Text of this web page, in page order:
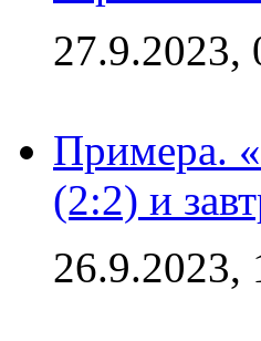
27.9.2023,
Примера.
(2:2) и
26.9.2023,